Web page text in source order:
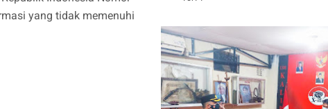
yang tidak memenuhi